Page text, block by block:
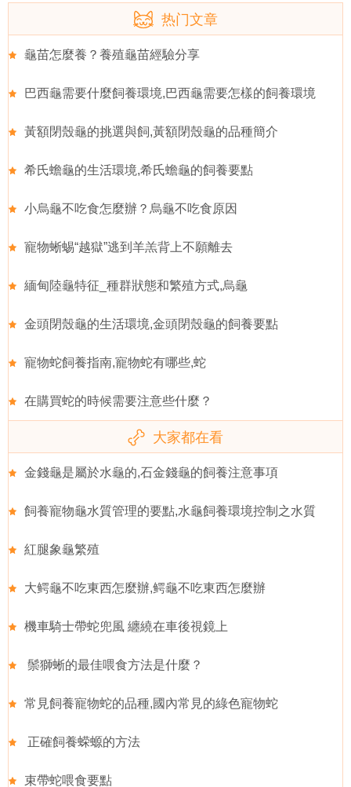
热门文章
龜苗怎麼養？養殖龜苗經驗分享
巴西龜需要什麼飼養環境,巴西龜需要怎樣的飼養環境
黃額閉殼龜的挑選與飼,黃額閉殼龜的品種簡介
希氏蟾龜的生活環境,希氏蟾龜的飼養要點
小烏龜不吃食怎麼辦？烏龜不吃食原因
寵物蜥蜴“越獄”逃到羊羔背上不願離去
緬甸陸龜特征_種群狀態和繁殖方式,烏龜
金頭閉殼龜的生活環境,金頭閉殼龜的飼養要點
寵物蛇飼養指南,寵物蛇有哪些,蛇
在購買蛇的時候需要注意些什麼？
大家都在看
金錢龜是屬於水龜的,石金錢龜的飼養注意事項
飼養寵物龜水質管理的要點,水龜飼養環境控制之水質
紅腿象龜繁殖
大鳄龜不吃東西怎麼辦,鳄龜不吃東西怎麼辦
機車騎士帶蛇兜風 纏繞在車後視鏡上
鬃獅蜥的最佳喂食方法是什麼？
常見飼養寵物蛇的品種,國內常見的綠色寵物蛇
正確飼養蝾螈的方法
束帶蛇喂食要點